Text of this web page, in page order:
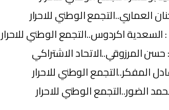
العماري..التجمع الوطني للاحرار
: السعدية اكردوس..التجمع الوطني للاحرار
المرزوقي..الاتحاد الاشتراكي
المفكر..التجمع الوطني للاحرار
الضور..التجمع الوطني للاحرار